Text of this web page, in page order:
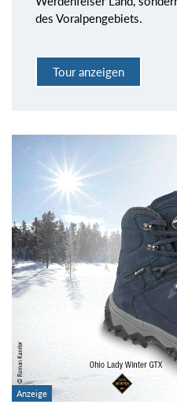
des Voralpengebiets.
Tour anzeigen